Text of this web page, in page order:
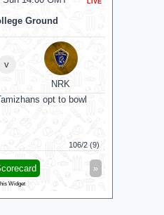
Ground
v
NRK
opt to bowl
106/2 (9)
»
Widget